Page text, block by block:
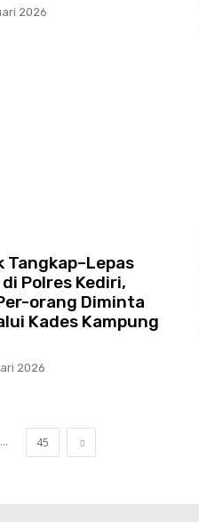
2026
Tangkap–Lepas
Polres Kediri,
orang Diminta
Kades Kampung
2026
... 45